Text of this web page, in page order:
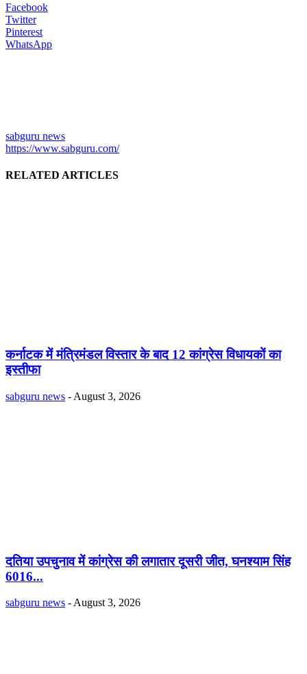
Facebook
Twitter
Pinterest
WhatsApp
sabguru news
https://www.sabguru.com/
RELATED ARTICLES
कर्नाटक में मंत्रिमंडल विस्तार के बाद 12 कांग्रेस विधायकों का
इस्तीफा
sabguru news - August 3, 2026
दतिया उपचुनाव में कांग्रेस की लगातार दूसरी जीत, घनश्याम सिंह
6016...
sabguru news - August 3, 2026